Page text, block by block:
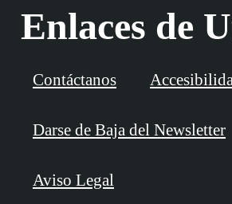
Enlaces de
Contáctanos
Darse de Baja del Newsletter
Aviso Legal